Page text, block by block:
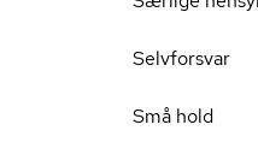
Selvforsvar
Små hold